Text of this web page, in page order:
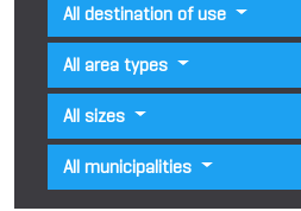
All destination of use
All area types
All sizes
All municipalities